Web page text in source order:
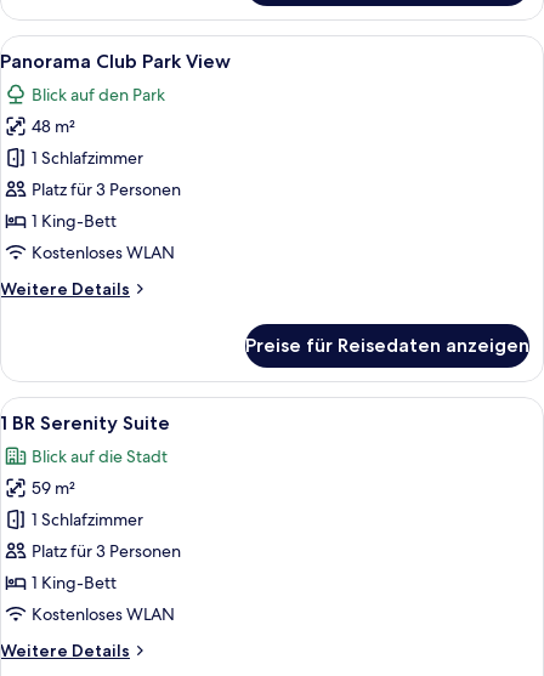
Club
City
View
Alle
Fotos
für
Panorama
Club
Park
View
anzeigen
Ein Hotelzimmer mit großem
9
Panorama Club Park View
Blick auf den Park
48 m²
1 Schlafzimmer
Platz für 3 Personen
1 King-Bett
Kostenloses WLAN
Weitere Details
Weitere
Club
Park
View
Preise für Reisedaten anzeigen
Alle
Fotos
für
1
BR
Serenity
Suite
anzeigen
Ein Hotelzimmer mit einem großen
5
1 BR Serenity Suite
Blick auf die Stadt
59 m²
1 Schlafzimmer
Platz für 3 Personen
1 King-Bett
Kostenloses WLAN
Weitere Details
Weitere